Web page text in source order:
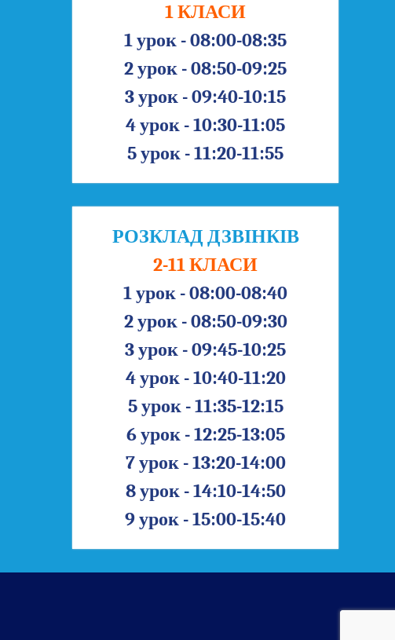
1 КЛАСИ
1 урок - 08:00-08:35
2 урок - 08:50-09:25
3 урок - 09:40-10:15
4 урок - 10:30-11:05
5 урок - 11:20-11:55
РОЗКЛАД ДЗВІНКІВ
2-11 КЛАСИ
1 урок - 08:00-08:40
2 урок - 08:50-09:30
3 урок - 09:45-10:25
4 урок - 10:40-11:20
5 урок - 11:35-12:15
6 урок - 12:25-13:05
7 урок - 13:20-14:00
8 урок - 14:10-14:50
9 урок - 15:00-15:40